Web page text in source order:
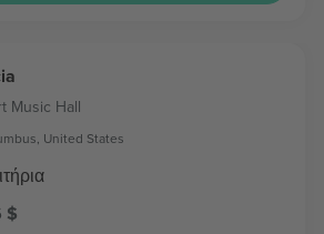
Music Hall
United States
$